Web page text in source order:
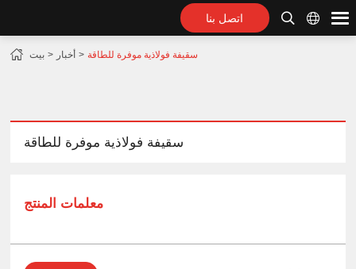
اتصل بنا
بيت أخبار سقيفة فولاذية موفرة للطاقة
سقيفة فولاذية موفرة للطاقة
معلمات المنتج